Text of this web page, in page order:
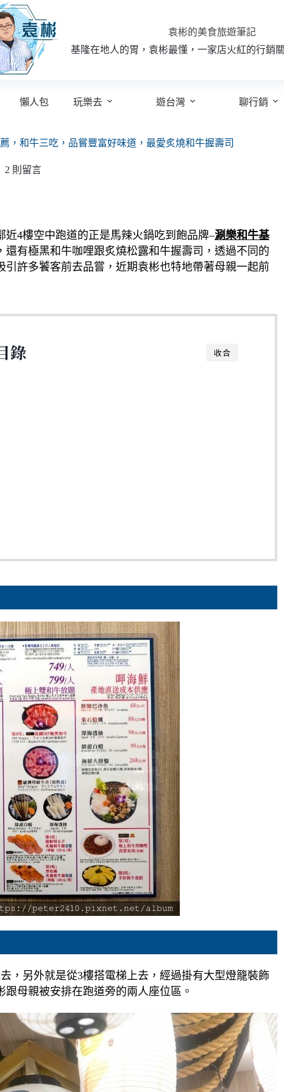
袁彬的美食旅遊筆記
基隆在地人的胃，袁彬最懂，一家店火紅的行銷
懶人包 玩樂去 遊台灣 聊行銷
，和牛三吃，品嘗豐富好味道，最愛炙燒和牛握壽司
2 則留言
4樓空中跑道的正是馬辣火鍋吃到飽品牌–涮樂和牛基
還有極黑和牛咖哩跟炙燒松露和牛握壽司，透過不同的
許多饕客前去品嘗，近期袁彬也特地帶著母親一起前
收合
錄
，另外就是從3樓搭電梯上去，經過掛有大型燈籠裝飾
母親被安排在跑道旁的兩人座位區。